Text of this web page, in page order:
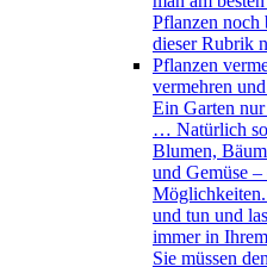
Pflanzen noch
dieser Rubrik
Pflanzen
vermehren
Ein Garten
… Natürlich
Blumen,
und Gemüse
Möglichkeiten.
und tun und
immer in
Sie müssen